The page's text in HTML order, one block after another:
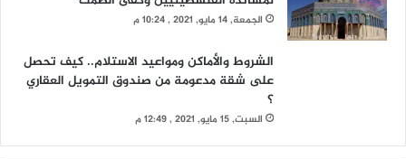
الجمعة, 14 مايو, 2021 , 10:24 م
الشروط والأماكن ومواعيد الاستلام.. كيف تحصل
على شقة مدعومة من صندوق التمويل العقاري
؟
السبت, 15 مايو, 2021 , 12:49 م